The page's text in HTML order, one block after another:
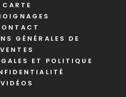
CARTE
GÉNÉRALES DE
VENTES
ET POLITIQUE
VIDÉOS